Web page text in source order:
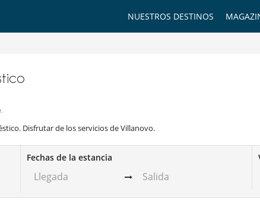
NUESTROS DESTINOS
Disfrutar de los servicios de Villanovo.
Fechas de la estancia